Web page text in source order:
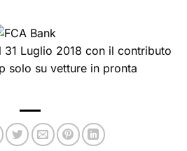
Luglio 2018 con il contributo
solo su vetture in pronta